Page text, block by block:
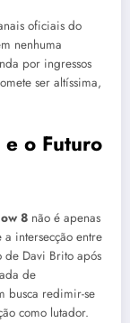
oficiais do
nenhuma
por ingressos
ser altíssima,
o Futuro
8 não é apenas
intersecção entre
de Davi Brito após
de
busca redimir-se
como lutador.